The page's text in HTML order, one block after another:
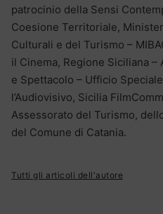
patrocinio della Sensi
Coesione Territoriale,
Culturali e del Turismo –
il Cinema, Regione Siciliana
e Spettacolo – Ufficio
l’Audiovisivo, Sicilia
Assessorato del Turismo,
del Comune di Catania.
Tutti gli articoli dell'autore